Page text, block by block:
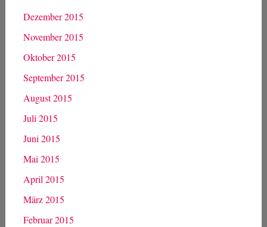
Dezember 2015
November 2015
Oktober 2015
September 2015
August 2015
Juli 2015
Juni 2015
Mai 2015
April 2015
März 2015
Februar 2015